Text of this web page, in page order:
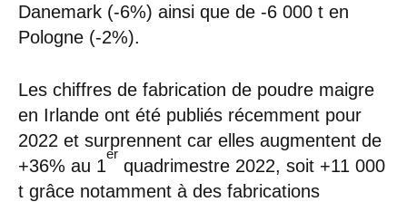
Danemark (-6%) ainsi que de -6 000 t en
Pologne (-2%).
Les chiffres de fabrication de poudre maigre
en Irlande ont été publiés récemment pour
2022 et surprennent car elles augmentent de
+36% au 1
er
quadrimestre 2022, soit +11 000
t grâce notamment à des fabrications